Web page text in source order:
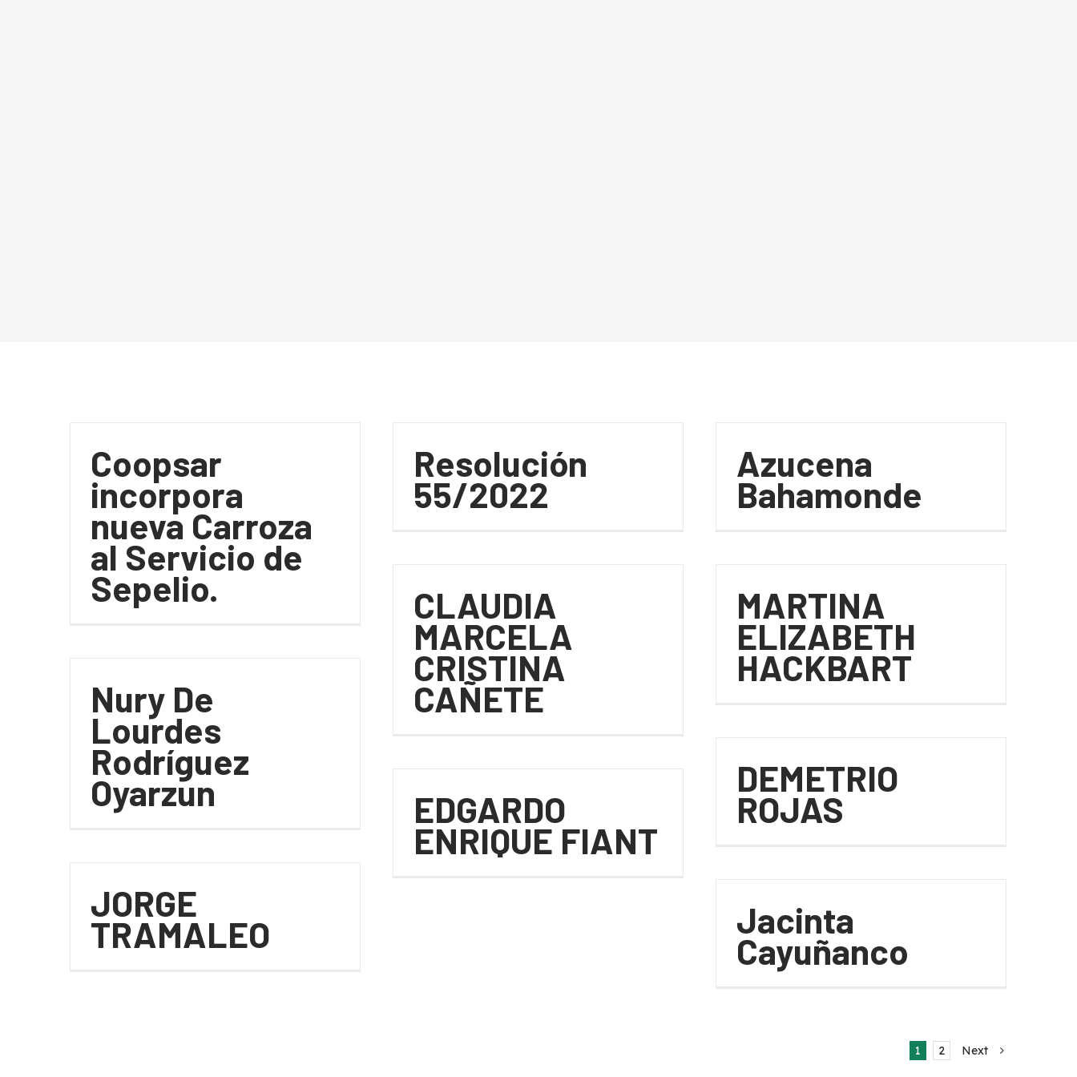
Coopsar
incorpora
nueva Carroza
al Servicio de
Sepelio.
Resolución
55/2022
Azucena
Bahamonde
CLAUDIA
MARCELA
CRISTINA
CAÑETE
MARTINA
ELIZABETH
HACKBART
Nury De
Lourdes
Rodríguez
Oyarzun DEMETRIO
ROJAS
EDGARDO
ENRIQUE FIANT
JORGE
TRAMALEO Jacinta
Cayuñanco
1 2 Next